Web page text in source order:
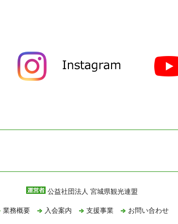
公益社団法人 宮城県観光連盟
業務概要 入会案内 支援事業 お問い合わせ